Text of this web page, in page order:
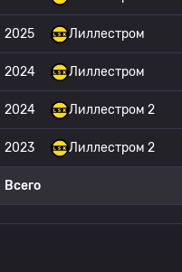
2025 Лиллестром
2024 Лиллестром
2024 Лиллестром 2
2023 Лиллестром 2
Всего